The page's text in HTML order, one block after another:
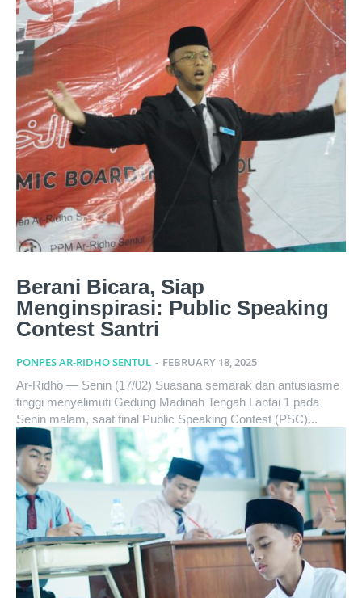
Berani Bicara, Siap
Menginspirasi: Public Speaking
Contest Santri
PONPES AR-RIDHO SENTUL - FEBRUARY 18, 2025
Ar-Ridho — Senin (17/02) Suasana semarak dan antusiasme
tinggi menyelimuti Gedung Madinah Tengah Lantai 1 pada
Senin malam, saat final Public Speaking Contest (PSC)...